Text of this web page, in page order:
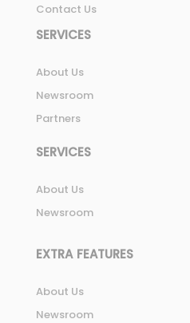
Contact Us
SERVICES
About Us
Newsroom
Partners
SERVICES
About Us
Newsroom
EXTRA FEATURES
About Us
Newsroom